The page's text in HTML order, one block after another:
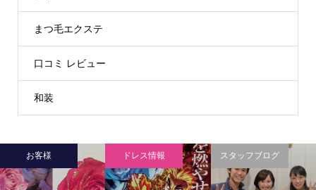
まつ毛エクステ
口コミ レビュー
和装
お客様 ドレス情報 スタッフブログ